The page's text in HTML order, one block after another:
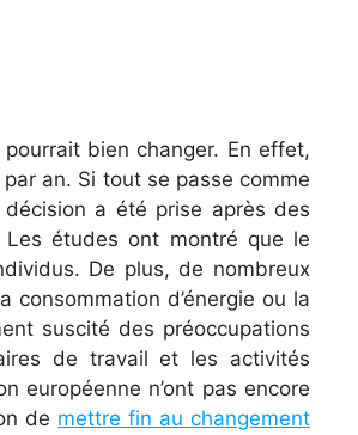
bien changer. En effet,
an. Si tout se passe comme
a été prise après des
études ont montré que le
De plus, de nombreux
consommation d’énergie ou la
suscité des préoccupations
de travail et les activités
européenne n’ont pas encore
de mettre fin au changement